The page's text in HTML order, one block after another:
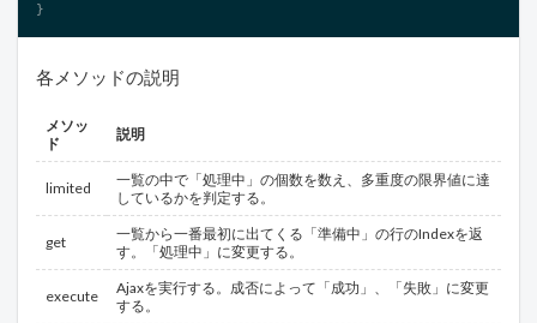
}
各メソッドの説明
メソッ
ド
説明
limited
一覧の中で「処理中」の個数を数え、多重度の限界値に達
しているかを判定する。
get
一覧から一番最初に出てくる「準備中」の行のIndexを返
す。「処理中」に変更する。
execute
Ajaxを実行する。成否によって「成功」、「失敗」に変更
する。